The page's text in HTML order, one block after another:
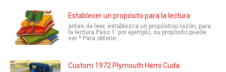
Establecer un propósito para la lectura
antes de leer, establezca un propósitoo razón, para
la lectura.Paso 1: por ejemplo, su propósito puede
ser * Para obtene ...
Custom 1972 Plymouth Hemi Cuda